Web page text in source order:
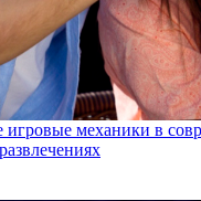
игровые механики в